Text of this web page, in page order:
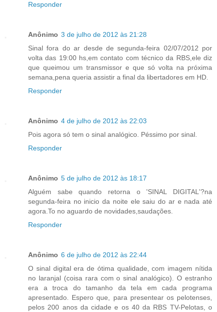
Responder
Anônimo 3 de julho de 2012 às 21:28
Sinal fora do ar desde de segunda-feira 02/07/2012 por
volta das 19:00 hs,em contato com técnico da RBS,ele diz
que queimou um transmissor e que só volta na próxima
semana,pena queria assistir a final da libertadores em HD.
Responder
Anônimo 4 de julho de 2012 às 22:03
Pois agora só tem o sinal analógico. Péssimo por sinal.
Responder
Anônimo 5 de julho de 2012 às 18:17
Alguém sabe quando retorna o 'SINAL DIGITAL'?na
segunda-feira no inicio da noite ele saiu do ar e nada até
agora.To no aguardo de novidades,saudações.
Responder
Anônimo 6 de julho de 2012 às 22:44
O sinal digital era de ótima qualidade, com imagem nítida
no laranjal (coisa rara com o sinal analógico). O estranho
era a troca do tamanho da tela em cada programa
apresentado. Espero que, para presentear os pelotenses,
pelos 200 anos da cidade e os 40 da RBS TV-Pelotas, o